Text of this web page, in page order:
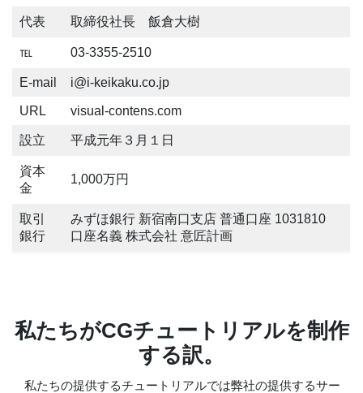
代表 取締役社長 飯倉大樹
℡ 03-3355-2510
E-mail i@i-keikaku.co.jp
URL visual-contens.com
設立 平成元年３月１日
資本
金
1,000万円
取引
銀行
みずほ銀行 新宿南口支店 普通口座 1031810
口座名義 株式会社 意匠計画
私たちがCGチュートリアルを制作
する訳。
私たちの提供するチュートリアルでは弊社の提供するサー